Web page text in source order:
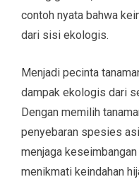
contoh nyata bahwa
dari sisi ekologis.
Menjadi pecinta
dampak ekologis dari
Dengan memilih
penyebaran spesies
menjaga
menikmati keindahan